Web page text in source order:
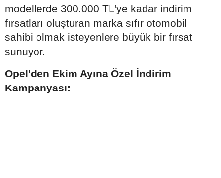
modellerde 300.000 TL'ye kadar indirim
fırsatları oluşturan marka sıfır otomobil
sahibi olmak isteyenlere büyük bir fırsat
sunuyor.
Opel'den Ekim Ayına Özel İndirim
Kampanyası: